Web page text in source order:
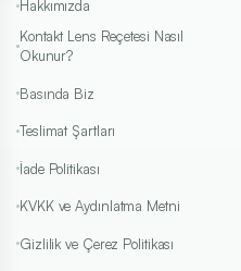
Hakkımızda
Kontakt Lens Reçetesi Nasıl
Okunur?
Basında Biz
Teslimat Şartları
İade Politikası
KVKK ve Aydınlatma Metni
Gizlilik ve Çerez Politikası